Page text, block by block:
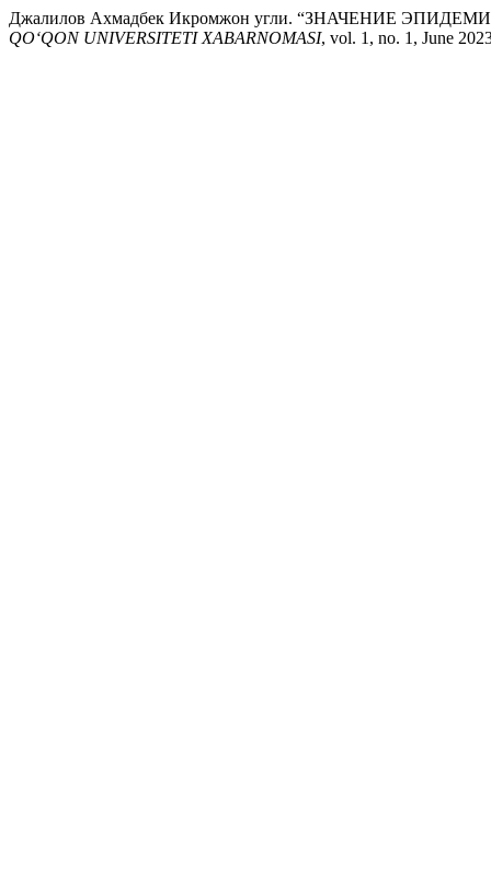
Джалилов Ахмадбек Икромжон угли. “ЗНАЧЕНИЕ
QO‘QON UNIVERSITETI XABARNOMASI, vol. 1, no. 1, June